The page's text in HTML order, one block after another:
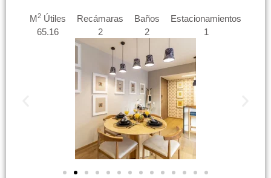
M2 Útiles
65.16
Recámaras
2
Baños
2
Estacionamientos
1